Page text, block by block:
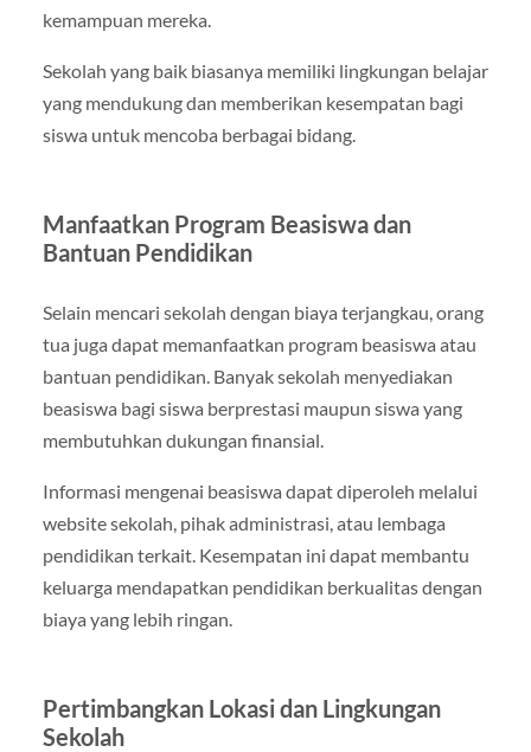
kemampuan mereka.
Sekolah yang baik biasanya memiliki lingkungan belajar
yang mendukung dan memberikan kesempatan bagi
siswa untuk mencoba berbagai bidang.
Manfaatkan Program Beasiswa dan
Bantuan Pendidikan
Selain mencari sekolah dengan biaya terjangkau, orang
tua juga dapat memanfaatkan program beasiswa atau
bantuan pendidikan. Banyak sekolah menyediakan
beasiswa bagi siswa berprestasi maupun siswa yang
membutuhkan dukungan finansial.
Informasi mengenai beasiswa dapat diperoleh melalui
website sekolah, pihak administrasi, atau lembaga
pendidikan terkait. Kesempatan ini dapat membantu
keluarga mendapatkan pendidikan berkualitas dengan
biaya yang lebih ringan.
Pertimbangkan Lokasi dan Lingkungan
Sekolah